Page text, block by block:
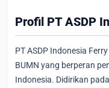
Profil PT ASDP
PT ASDP Indonesia
BUMN yang berperan
Indonesia. Didirikan